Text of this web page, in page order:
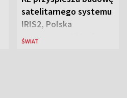
satelitarnego systemu
IRIS2, Polska
przeznaczy 656 mln
ŚWIAT